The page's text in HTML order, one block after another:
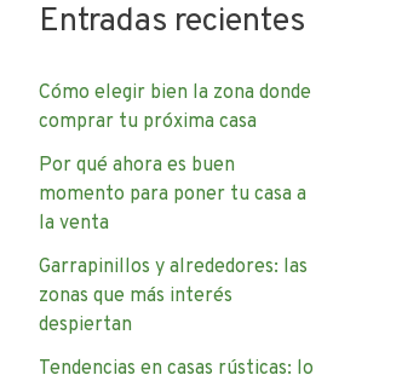
s
a
o
r
:
Entradas recientes
Cómo elegir bien la zona donde
comprar tu próxima casa
Por qué ahora es buen
momento para poner tu casa a
la venta
Garrapinillos y alrededores: las
zonas que más interés
despiertan
Tendencias en casas rústicas: lo